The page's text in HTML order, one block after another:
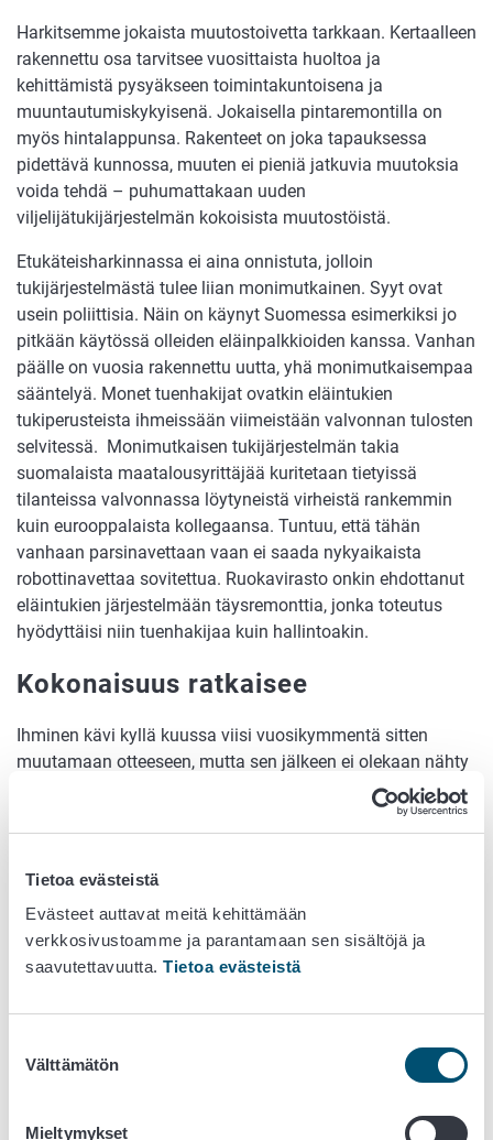
Tietoa evästeistä
Evästeet auttavat meitä kehittämään
verkkosivustoamme ja parantamaan sen sisältöjä ja
saavutettavuutta. Tietoa evästeistä
valinta
Välttämätön
Mieltymykset
Harkitsemme jokaista muutostoivetta tarkkaan. Kertaalleen
rakennettu osa tarvitsee vuosittaista huoltoa ja
kehittämistä pysyäkseen toimintakuntoisena ja
muuntautumiskykyisenä. Jokaisella pintaremontilla on
myös hintalappunsa. Rakenteet on joka tapauksessa
pidettävä kunnossa, muuten ei pieniä jatkuvia muutoksia
voida tehdä – puhumattakaan uuden
viljelijätukijärjestelmän kokoisista muutostöistä.
Etukäteisharkinnassa ei aina onnistuta, jolloin
tukijärjestelmästä tulee liian monimutkainen. Syyt ovat
usein poliittisia. Näin on käynyt Suomessa esimerkiksi jo
pitkään käytössä olleiden eläinpalkkioiden kanssa. Vanhan
päälle on vuosia rakennettu uutta, yhä monimutkaisempaa
sääntelyä. Monet tuenhakijat ovatkin eläintukien
tukiperusteista ihmeissään viimeistään valvonnan tulosten
selvitessä. Monimutkaisen tukijärjestelmän takia
suomalaista maatalousyrittäjää kuritetaan tietyissä
tilanteissa valvonnassa löytyneistä virheistä rankemmin
kuin eurooppalaista kollegaansa. Tuntuu, että tähän
vanhaan parsinavettaan vaan ei saada nykyaikaista
robottinavettaa sovitettua. Ruokavirasto onkin ehdottanut
eläintukien järjestelmään täysremonttia, jonka toteutus
hyödyttäisi niin tuenhakijaa kuin hallintoakin.
Kokonaisuus ratkaisee
Ihminen kävi kyllä kuussa viisi vuosikymmentä sitten
muutamaan otteeseen, mutta sen jälkeen ei olekaan nähty
tarpeelliseksi sinne lentää. Yksittäisiin kuulentoihin ei
tukijärjestelmien rakentamisessa voida ryhtyä, vaikka
nykyteknologia sen sallisikin. Sen sijaan on pidettävä jalat
toimeenpanoa tukevaa tietojärjestelmää.
Toivon aikaisempien ohjelmakausien toimeenpanon
peltotuissa ehtojen yhteensovittamiseen käytetään
yksittäisissä tukimuodoissa. Tavoitteenamme jatkossakin
tukijärjestelmä taustalla muuttuisikin yhä vaikeammin